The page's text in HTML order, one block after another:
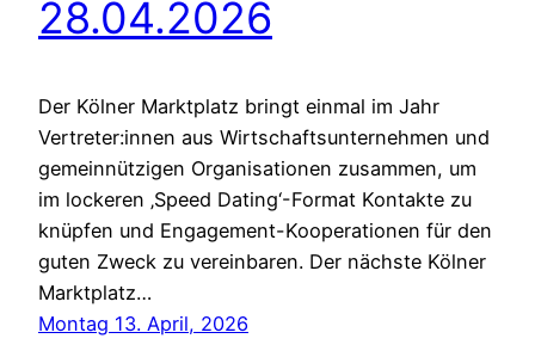
28.04.2026
Der Kölner Marktplatz bringt einmal im Jahr
Vertreter:innen aus Wirtschaftsunternehmen und
gemeinnützigen Organisationen zusammen, um
im lockeren ‚Speed Dating‘-Format Kontakte zu
knüpfen und Engagement-Kooperationen für den
guten Zweck zu vereinbaren. Der nächste Kölner
Marktplatz…
Montag 13. April, 2026